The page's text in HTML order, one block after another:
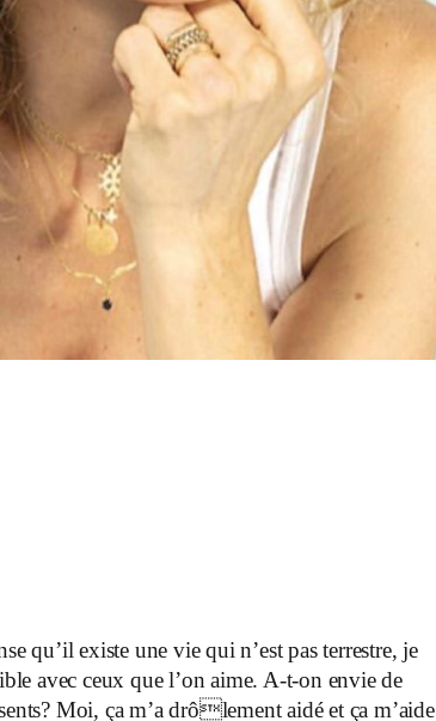
qu’il existe une vie qui n’est pas terrestre, je
avec ceux que l’on aime. A-t-on envie de
Moi, ça m’a drôlement aidé et ça m’aide